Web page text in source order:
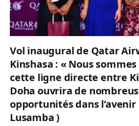
Vol inaugural de Qatar
Kinshasa : « Nous
cette ligne directe entre
Doha ouvrira de
opportunités dans l’avenir
Lusamba )